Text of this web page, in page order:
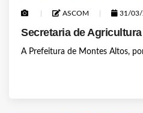
ASCOM 31/03/
Secretaria de Agricultura
A Prefeitura de Montes Altos,